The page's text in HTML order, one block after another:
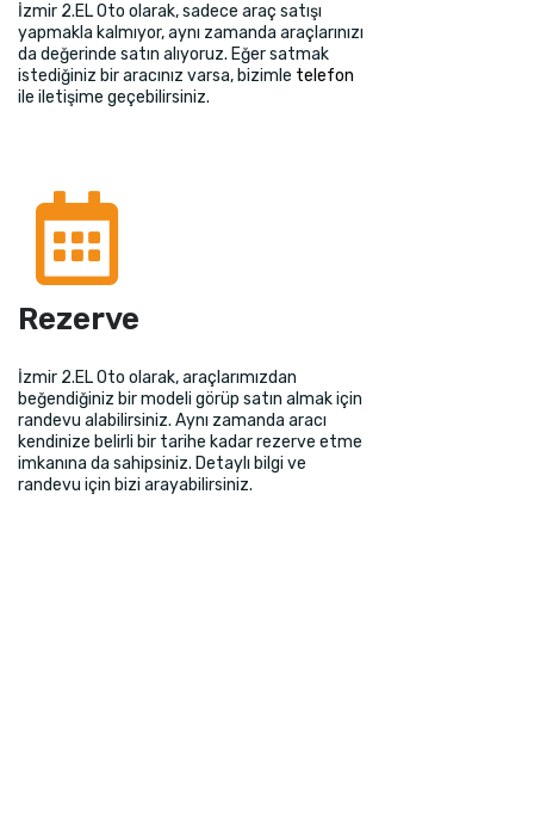
İzmir 2.EL Oto olarak, sadece araç satışı
yapmakla kalmıyor, aynı zamanda araçlarınızı
da değerinde satın alıyoruz. Eğer satmak
istediğiniz bir aracınız varsa, bizimle telefon
ile iletişime geçebilirsiniz.
Rezerve
İzmir 2.EL Oto olarak, araçlarımızdan
beğendiğiniz bir modeli görüp satın almak için
randevu alabilirsiniz. Aynı zamanda aracı
kendinize belirli bir tarihe kadar rezerve etme
imkanına da sahipsiniz. Detaylı bilgi ve
randevu için bizi arayabilirsiniz.